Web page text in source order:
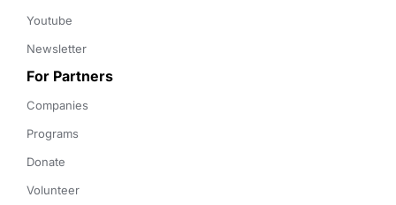
Youtube
Newsletter
For Partners
Companies
Programs
Donate
Volunteer